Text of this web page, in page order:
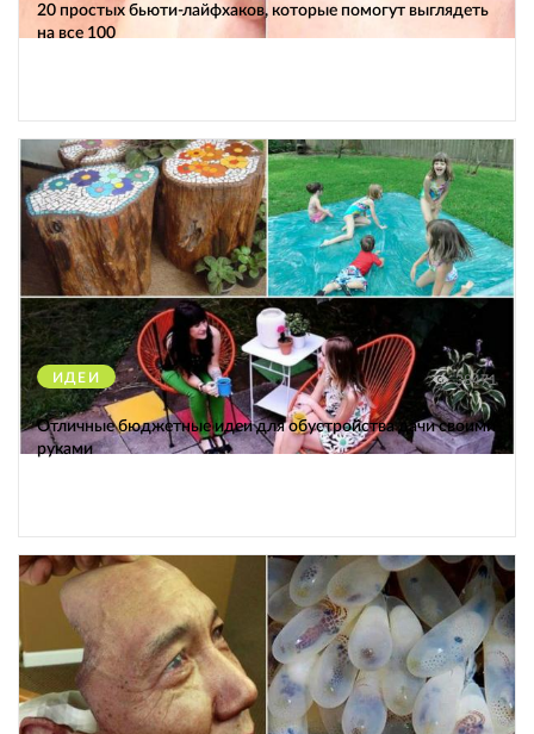
20 простых бьюти-лайфхаков, которые помогут выглядеть
на все 100
ИДЕИ 38471
Отличные бюджетные идеи для обустройства дачи своими
руками